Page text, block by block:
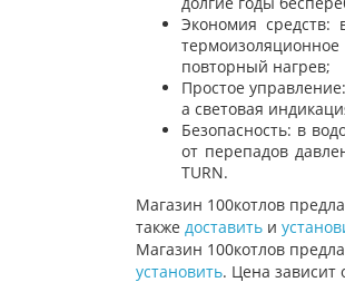
Экономия средств:
повторный нагрев;
Простое
а световая
Безопасность: в
от перепадов
TURN.
Магазин 100котлов
также доставить и
Магазин 100котлов
установить. Цена зависит